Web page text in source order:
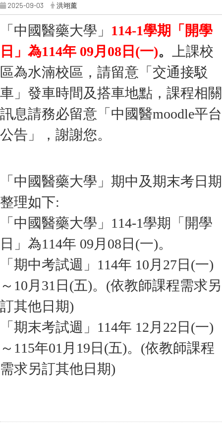
2025-09-03 洪翊薰
「中國醫藥大學」 114-1學期「開學
日」為114年 09月08日(一)。
上課校
區為水湳校區，請留意「交通接駁
車」發車時間及搭車地點，課程相關
訊息請務必留意「中國醫moodle平台
公告」，謝謝您。
「中國醫藥大學」期中及期末考日期
整理如下:
「中國醫藥大學」114-1學期「開學
日」為114年 09月08日(一)。
「期中考試週」114年 10月27日(一)
～10月31日(五)。(依教師課程需求另
訂其他日期)
「期末考試週」114年 12月22日(一)
～115年01月19日(五)。(依教師課程
需求另訂其他日期)